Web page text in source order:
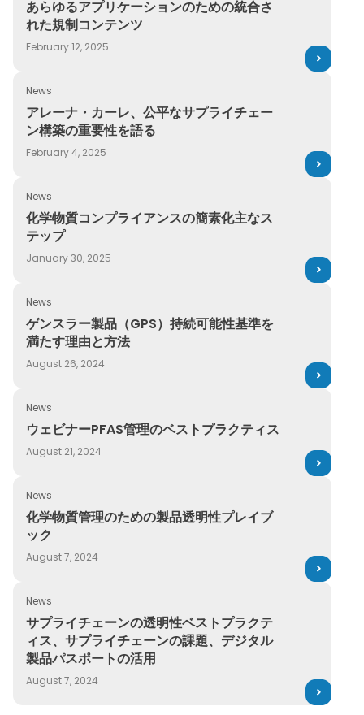
News
あらゆるアプリケーションのための統合さ
February 12, 2025
あらゆるアプリケーションのための統合された規制コンテ
News
アレーナ・カーレ、公平なサプライチェー
February 4, 2025
アレーナ・カーレ、公平なサプライチェーン構築の重要性
News
化学物質コンプライアンスの簡素化主なス
January 30, 2025
化学物質コンプライアンスの簡素化主なステップ
News
ゲンスラー製品（GPS）持続可能性基準を
August 26, 2024
ゲンスラー製品（GPS）持続可能性基準を満たす理由と方法
News
August 21, 2024
ウェビナーPFAS管理のベストプラクティス
News
化学物質管理のための製品透明性プレイブ
August 7, 2024
化学物質管理のための製品透明性プレイブック
News
サプライチェーンの透明性ベストプラクテ
ィス、サプライチェーンの課題、デジタル
サプライチェーンの透明性ベストプラクティス、サプラ